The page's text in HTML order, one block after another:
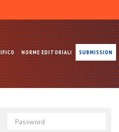
NORME EDITORIALI SUBMISSION